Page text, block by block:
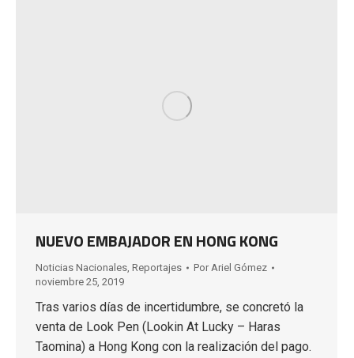
NUEVO EMBAJADOR EN HONG KONG
Noticias Nacionales, Reportajes Por Ariel Gómez
noviembre 25, 2019
Tras varios días de incertidumbre, se concretó la
venta de Look Pen (Lookin At Lucky – Haras
Taomina) a Hong Kong con la realización del pago.